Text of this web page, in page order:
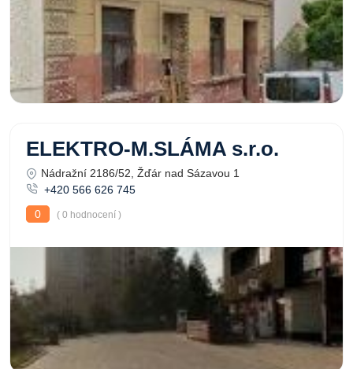
ELEKTRO-M.SLÁMA s.r.o.
Nádražní 2186/52, Žďár nad Sázavou 1
+420 566 626 745
0
( 0 hodnocení )